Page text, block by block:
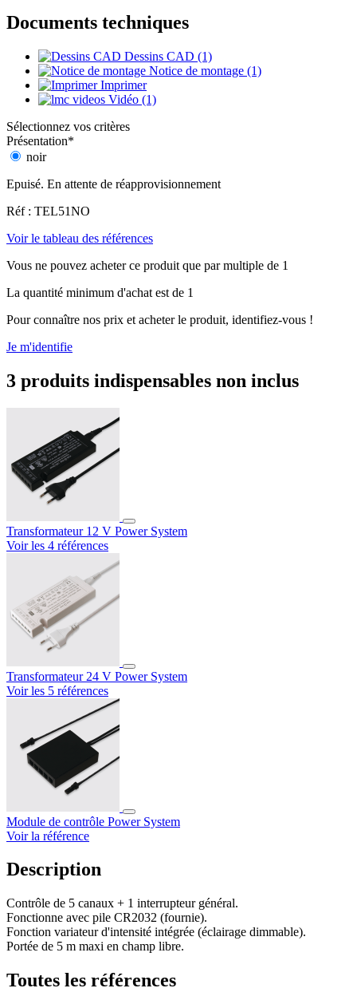
Documents techniques
Dessins CAD (1)
Notice de montage (1)
Imprimer
Vidéo (1)
Sélectionnez vos critères
Présentation*
noir
Epuisé. En attente de réapprovisionnement
Réf : TEL51NO
Voir le tableau des références
Vous ne pouvez acheter ce produit que par multiple de 1
La quantité minimum d'achat est de 1
Pour connaître nos prix et acheter le produit, identifiez-vous !
Je m'identifie
3 produits indispensables non inclus
Transformateur 12 V Power System
Voir les 4 références
Transformateur 24 V Power System
Voir les 5 références
Module de contrôle Power System
Voir la référence
Description
Contrôle de 5 canaux + 1 interrupteur général.
Fonctionne avec pile CR2032 (fournie).
Fonction variateur d'intensité intégrée (éclairage dimmable).
Portée de 5 m maxi en champ libre.
Toutes les références